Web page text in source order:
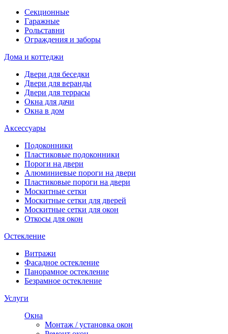
Секционные
Гаражные
Рольставни
Ограждения и заборы
Дома и коттеджи
Двери для беседки
Двери для веранды
Двери для террасы
Окна для дачи
Окна в дом
Аксессуары
Подоконники
Пластиковые подоконники
Пороги на двери
Алюминиевые пороги на двери
Пластиковые пороги на двери
Москитные сетки
Москитные сетки для дверей
Москитные сетки для окон
Откосы для окон
Остекление
Витражи
Фасадное остекление
Панорамное остекление
Безрамное остекление
Услуги
Окна
Монтаж / установка окон